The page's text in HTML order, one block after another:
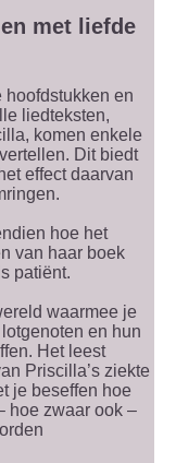
met liefde
hoofdstukken en
liedteksten,
komen enkele
Dit biedt
effect daarvan
hoe het
van haar boek
patiënt.
waarmee je
en hun
Het leest
Priscilla’s ziekte
je beseffen hoe
hoe zwaar ook –